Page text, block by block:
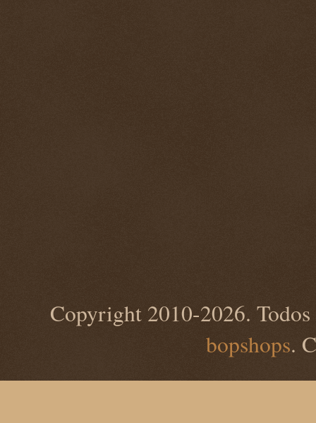
Copyright 2010-2026. Todos
bopshops.